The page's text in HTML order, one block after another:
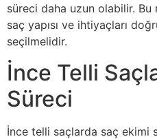
süreci daha uzun olabilir. Bu
saç yapısı ve ihtiyaçları
seçilmelidir.
İnce Telli
Süreci
İnce telli saçlarda saç ekimi